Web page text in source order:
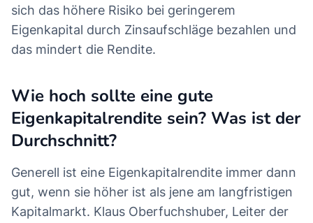
sich das höhere Risiko bei geringerem
Eigenkapital durch Zinsaufschläge bezahlen und
das mindert die Rendite.
Wie hoch sollte eine gute
Eigenkapitalrendite sein? Was ist der
Durchschnitt?
Generell ist eine Eigenkapitalrendite immer dann
gut, wenn sie höher ist als jene am langfristigen
Kapitalmarkt. Klaus Oberfuchshuber, Leiter der